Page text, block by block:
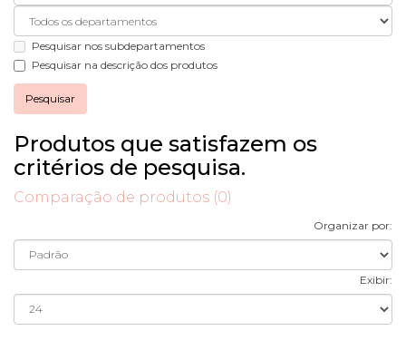
Pesquisar nos subdepartamentos
Pesquisar na descrição dos produtos
Produtos que satisfazem os
critérios de pesquisa.
Comparação de produtos (0)
Organizar por:
Exibir: